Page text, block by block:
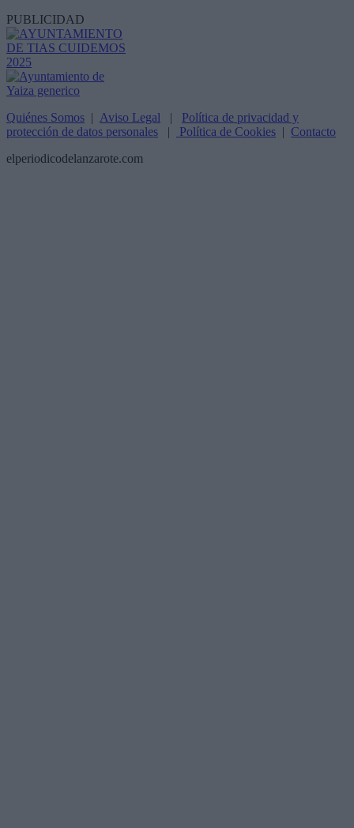
PUBLICIDAD
Quiénes Somos | Aviso Legal | Política de privacidad y
protección de datos personales | Política de Cookies | Contacto
elperiodicodelanzarote.com